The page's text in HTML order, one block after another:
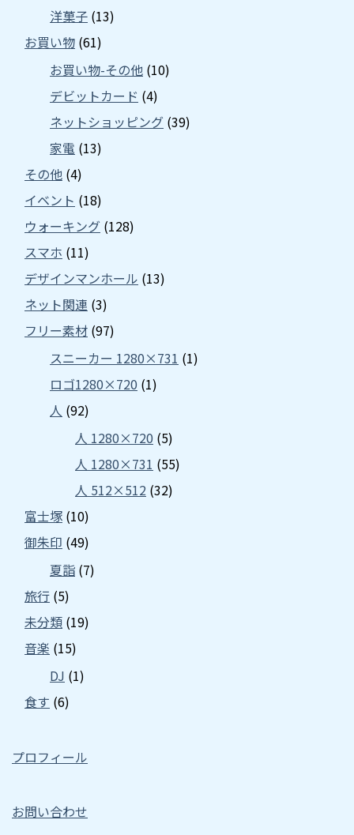
洋菓子 (13)
お買い物 (61)
お買い物-その他 (10)
デビットカード (4)
ネットショッピング (39)
家電 (13)
その他 (4)
イベント (18)
ウォーキング (128)
スマホ (11)
デザインマンホール (13)
ネット関連 (3)
フリー素材 (97)
スニーカー 1280×731 (1)
ロゴ1280×720 (1)
人 (92)
人 1280×720 (5)
人 1280×731 (55)
人 512×512 (32)
富士塚 (10)
御朱印 (49)
夏詣 (7)
旅行 (5)
未分類 (19)
音楽 (15)
DJ (1)
食す (6)
プロフィール
お問い合わせ